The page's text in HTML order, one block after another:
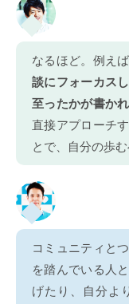
なるほど。例えば
談にフォーカス
至ったかが書か
直接アプローチ
とで、自分の歩
コミュニティと
を踏んでいる人
げたり、自分よ